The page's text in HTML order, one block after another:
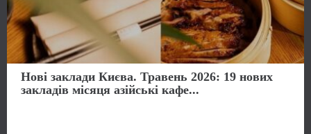
Нові заклади Києва. Травень 2026: 19 нових
закладів місяця азійські кафе...